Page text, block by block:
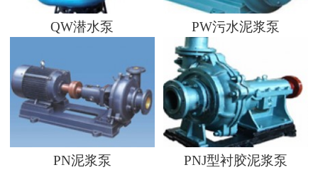
QW潜水泵 PW污水泥浆泵
PN泥浆泵 PNJ型衬胶泥浆泵